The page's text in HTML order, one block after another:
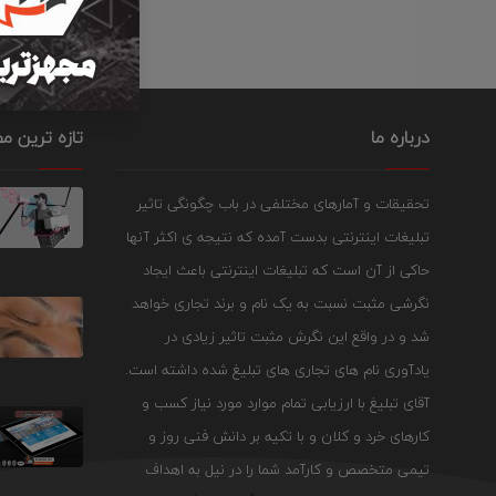
درباره ما
تحقیقات و آمارهای مختلفی در باب چگونگی تاثیر
تبلیغات اینترنتی بدست آمده که نتیجه ی اکثر آنها
حاکی از آن است که تبلیغات اینترنتی باعث ایجاد
نگرشی مثبت نسبت به یک نام و برند تجاری خواهد
شد و در واقع این نگرش مثبت تاثیر زیادی در
یادآوری نام های تجاری های تبلیغ شده داشته است.
آقای تبلیغ با ارزیابی تمام موارد مورد نیاز کسب و
کارهای خرد و کلان و با تکیه بر دانش فنی روز و
تیمی متخصص و کارآمد شما را در نیل به اهداف
تازه ترین